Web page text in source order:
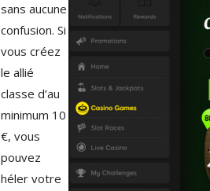
sans aucune
confusion. Si
vous créez
le allié
classe d’au
minimum 10
€, vous
pouvez
héler votre